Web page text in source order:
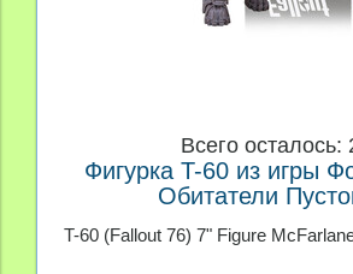
Всего осталось:
Фигурка T-60 из игры
Обитатели
T-60 (Fallout 76) 7" Figure